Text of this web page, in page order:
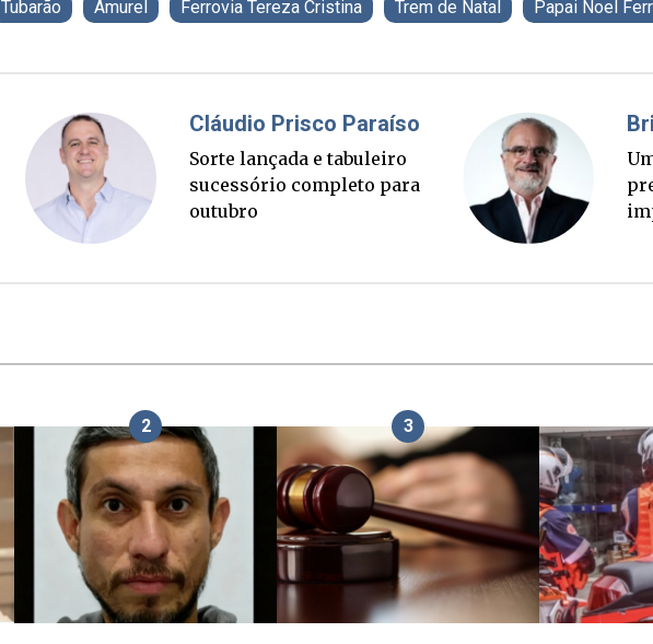
Tubarão Amurel Ferrovia Tereza Cristina Trem de Natal Papai Noel
Fabiano Bordignon
Ponte Anita Garibaldi virou
palanque eleitoral
2 3